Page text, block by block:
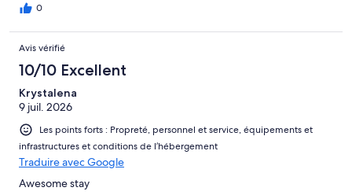
0
Avis vérifié
10/10 Excellent
Krystalena
9 juil. 2026
Les points forts : Propreté, personnel et service, équipements et
infrastructures et conditions de l’hébergement
Traduire avec Google
Awesome stay